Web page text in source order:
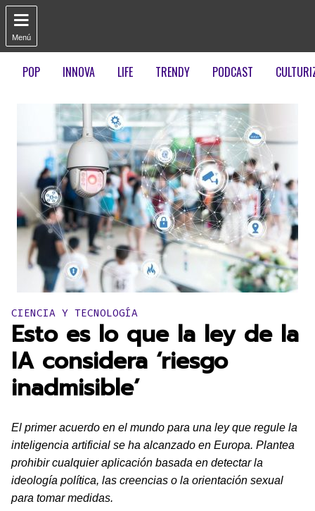

Menú
POP INNOVA LIFE TRENDY PODCAST
Publicado en:
CIENCIA Y TECNOLOGÍA
Esto es lo que la ley de la
IA considera ‘riesgo
inadmisible’
El primer acuerdo en el mundo para una ley que regule la
inteligencia artificial se ha alcanzado en Europa. Plantea
prohibir cualquier aplicación basada en detectar la
ideología política, las creencias o la orientación sexual
para tomar medidas.